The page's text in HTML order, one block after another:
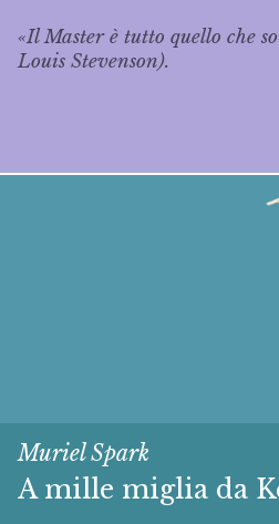
«Il Master è tutto quello che
Louis Stevenson).
Muriel Spark
A mille miglia da